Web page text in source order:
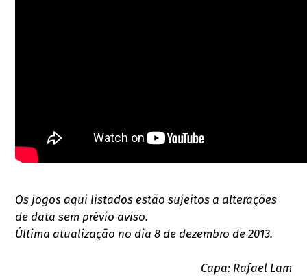
Os jogos aqui listados estão sujeitos a alterações
de data sem prévio aviso.
Última atualização no dia 8 de dezembro de 2013.
Capa: Rafael Lam